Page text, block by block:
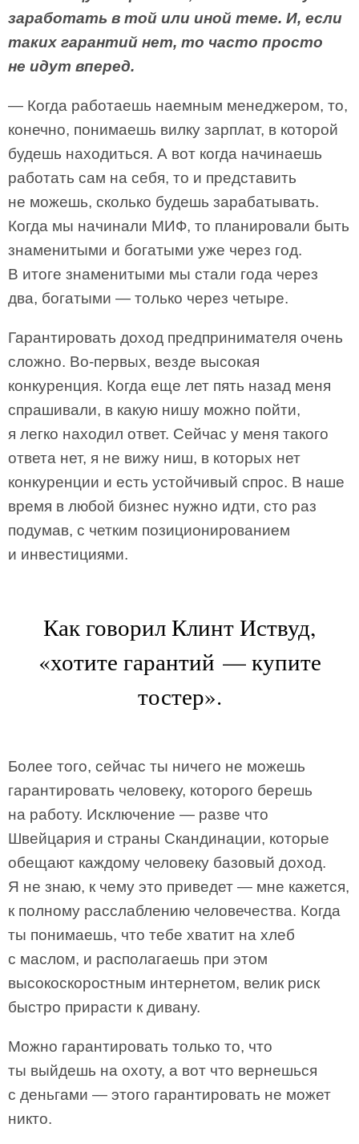
заработать в той или иной теме. И, если
таких гарантий нет, то часто просто
не идут вперед.
— Когда работаешь наемным менеджером, то,
конечно, понимаешь вилку зарплат, в которой
будешь находиться. А вот когда начинаешь
работать сам на себя, то и представить
не можешь, сколько будешь зарабатывать.
Когда мы начинали МИФ, то планировали быть
знаменитыми и богатыми уже через год.
В итоге знаменитыми мы стали года через
два, богатыми — только через четыре.
Гарантировать доход предпринимателя очень
сложно. Во-первых, везде высокая
конкуренция. Когда еще лет пять назад меня
спрашивали, в какую нишу можно пойти,
я легко находил ответ. Сейчас у меня такого
ответа нет, я не вижу ниш, в которых нет
конкуренции и есть устойчивый спрос. В наше
время в любой бизнес нужно идти, сто раз
подумав, с четким позиционированием
и инвестициями.
Как говорил Клинт Иствуд,
«хотите гарантий — купите
тостер».
Более того, сейчас ты ничего не можешь
гарантировать человеку, которого берешь
на работу. Исключение — разве что
Швейцария и страны Скандинации, которые
обещают каждому человеку базовый доход.
Я не знаю, к чему это приведет — мне кажется,
к полному расслаблению человечества. Когда
ты понимаешь, что тебе хватит на хлеб
с маслом, и располагаешь при этом
высокоскоростным интернетом, велик риск
быстро прирасти к дивану.
Можно гарантировать только то, что
ты выйдешь на охоту, а вот что вернешься
с деньгами — этого гарантировать не может
никто.